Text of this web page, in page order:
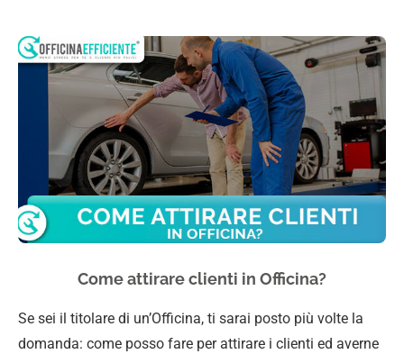
Come attirare clienti in Officina?
Se sei il titolare di un’Officina, ti sarai posto più volte la
domanda: come posso fare per attirare i clienti ed averne